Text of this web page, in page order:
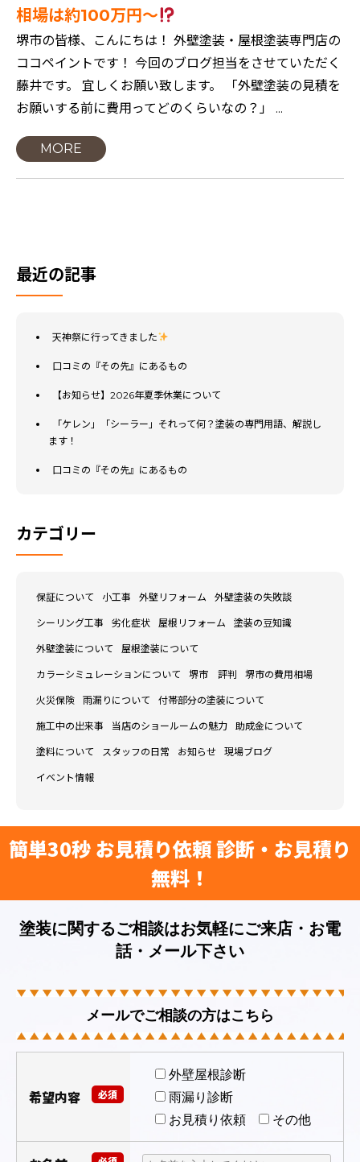
相場は約100万円～
堺市の皆様、こんにちは！ 外壁塗装・屋根塗装専門店の
ココペイントです！ 今回のブログ担当をさせていただく
藤井です。 宜しくお願い致します。 「外壁塗装の見積を
お願いする前に費用ってどのくらいなの？」 ...
MORE
最近の記事
天神祭に行ってきました
口コミの『その先』にあるもの
【お知らせ】2026年夏季休業について
「ケレン」「シーラー」それって何？塗装の専門用語、解説し
ます！
口コミの『その先』にあるもの
カテゴリー
保証について 小工事 外壁リフォーム 外壁塗装の失敗談
シーリング工事 劣化症状 屋根リフォーム 塗装の豆知識
外壁塗装について 屋根塗装について
カラーシミュレーションについて 堺市 評判 堺市の費用相場
火災保険 雨漏りについて 付帯部分の塗装について
施工中の出来事 当店のショールームの魅力 助成金について
塗料について スタッフの日常 お知らせ 現場ブログ
イベント情報
簡単30秒 お見積り依頼 診断・お見積り
無料！
塗装に関するご相談はお気軽にご来店・お電
話・メール下さい
メールでご相談の方はこちら
必須
希望内容
外壁屋根診断
雨漏り診断
お見積り依頼
その他